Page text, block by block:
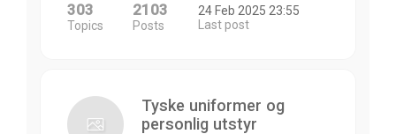
303
Topics
2103
Posts
24 Feb 2025 23:55
Last post
Tyske uniformer og
personlig utstyr